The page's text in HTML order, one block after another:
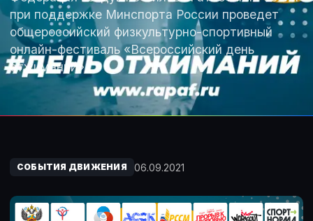
при поддержке Минспорта России проведет
общероссийский физкультурно-спортивный
онлайн-фестиваль «Всероссийский день
отжиманий».
СОБЫТИЯ ДВИЖЕНИЯ 06.09.2021